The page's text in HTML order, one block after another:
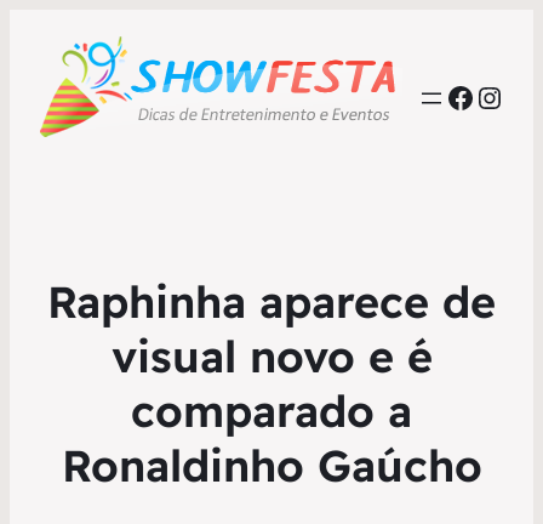
Raphinha aparece de
visual novo e é
comparado a
Ronaldinho Gaúcho